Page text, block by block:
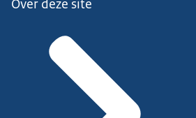
Over deze site